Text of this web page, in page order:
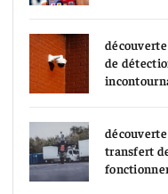
de
transfert